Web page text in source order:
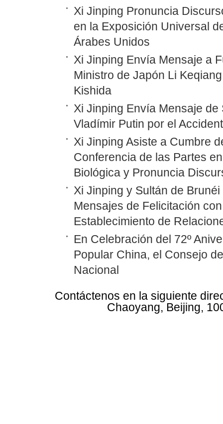
Xi Jinping Pronuncia
en la Exposición Universal
Árabes Unidos
Xi Jinping Envía Mensaje a
Ministro de Japón Li
Kishida
Xi Jinping Envía Mensaje
Vladímir Putin por el
Xi Jinping Asiste a Cumbre
Conferencia de las Partes
Biológica y Pronuncia
Xi Jinping y Sultán de
Mensajes de Felicitación
Establecimiento de
En Celebración del 72º
Popular China, el Consejo
Nacional
Contáctenos en la siguiente
Chaoyang, Beijing,